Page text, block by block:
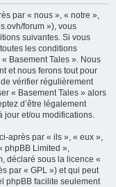
par « nous », « notre »,
forum »), vous
suivantes. Si vous
les conditions
Basement Tales ». Nous
et nous ferons tout pour
vérifier régulièrement
« Basement Tales » alors
d’être légalement
jour et/ou modifications.
après par « ils », « eux »,
phpBB Limited »,
déclaré sous la licence «
par « GPL ») et qui peut
phpBB facilite seulement